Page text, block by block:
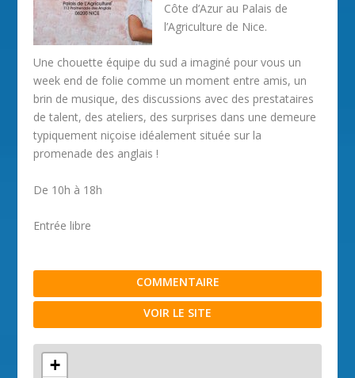
Côte d’Azur au Palais de
l’Agriculture de Nice.
Une chouette équipe du sud a imaginé pour vous un
week end de folie comme un moment entre amis, un
brin de musique, des discussions avec des prestataires
de talent, des ateliers, des surprises dans une demeure
typiquement niçoise idéalement située sur la
promenade des anglais !
De 10h à 18h
Entrée libre
COMMENTAIRE
VOIR LE SITE
+